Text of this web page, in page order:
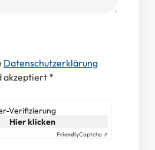
Datenschutzerklärung
akzeptiert *
Verifizierung
Hier klicken
FriendlyCaptcha ⇗